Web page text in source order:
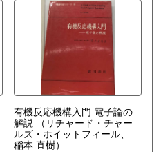
有機反応機構入門 電子論の
解説
（リチャード・チャー
ルズ・ホイットフィール、
稲本 直樹）